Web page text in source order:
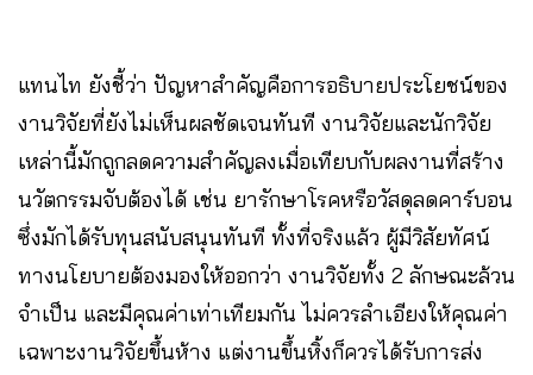
แทนไท ยังชี้ว่า ปัญหาสำคัญคือการอธิบายประโยชน์ของ
งานวิจัยที่ยังไม่เห็นผลชัดเจนทันที งานวิจัยและนักวิจัย
เหล่านี้มักถูกลดความสำคัญลงเมื่อเทียบกับผลงานที่สร้าง
นวัตกรรมจับต้องได้ เช่น ยารักษาโรคหรือวัสดุลดคาร์บอน
ซึ่งมักได้รับทุนสนับสนุนทันที ทั้งที่จริงแล้ว ผู้มีวิสัยทัศน์
ทางนโยบายต้องมองให้ออกว่า งานวิจัยทั้ง 2 ลักษณะล้วน
จำเป็น และมีคุณค่าเท่าเทียมกัน ไม่ควรลำเอียงให้คุณค่า
เฉพาะงานวิจัยขึ้นห้าง แต่งานขึ้นหิ้งก็ควรได้รับการส่ง